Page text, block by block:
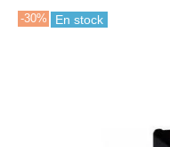
-30% En stock